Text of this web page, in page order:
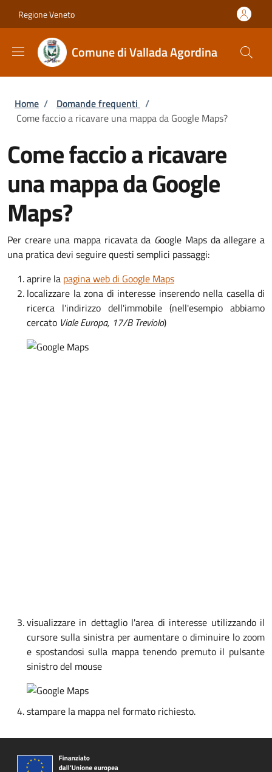
Regione Veneto
Comune di Vallada Agordina
Briciole di pane
Home / Domande frequenti /
Come faccio a ricavare una mappa da Google Maps?
Come faccio a ricavare
una mappa da Google
Maps?
Per creare una mappa ricavata da Google Maps da allegare a
una pratica devi seguire questi semplici passaggi:
aprire la pagina web di Google Maps
localizzare la zona di interesse inserendo nella casella di
ricerca l'indirizzo dell'immobile (nell'esempio abbiamo
cercato Viale Europa, 17/B Treviolo)
visualizzare in dettaglio l'area di interesse utilizzando il
cursore sulla sinistra per aumentare o diminuire lo zoom
e spostandosi sulla mappa tenendo premuto il pulsante
sinistro del mouse
stampare la mappa nel formato richiesto.